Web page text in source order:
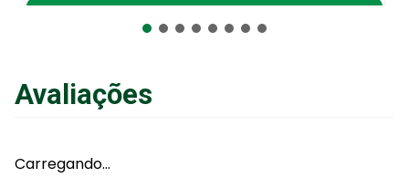
Avaliações
Carregando…